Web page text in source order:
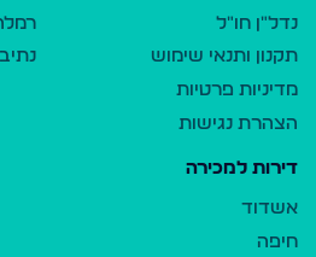
נדל"ן חו"ל
תקנון ותנאי שימוש
מדיניות פרטיות
הצהרת נגישות
דירות למכירה
אשדוד
חיפה